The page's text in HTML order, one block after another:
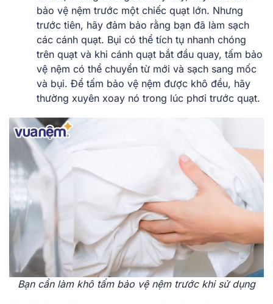
bảo vệ nệm trước một chiếc quạt lớn. Nhưng
trước tiên, hãy đảm bảo rằng bạn đã làm sạch
các cánh quạt. Bụi có thể tích tụ nhanh chóng
trên quạt và khi cánh quạt bắt đầu quay, tấm bảo
vệ nệm có thể chuyển từ mới và sạch sang mốc
và bụi. Để tấm bảo vệ nệm được khô đều, hãy
thường xuyên xoay nó trong lúc phơi trước quạt.
Bạn cần làm khô tấm bảo vệ nệm trước khi sử dụng